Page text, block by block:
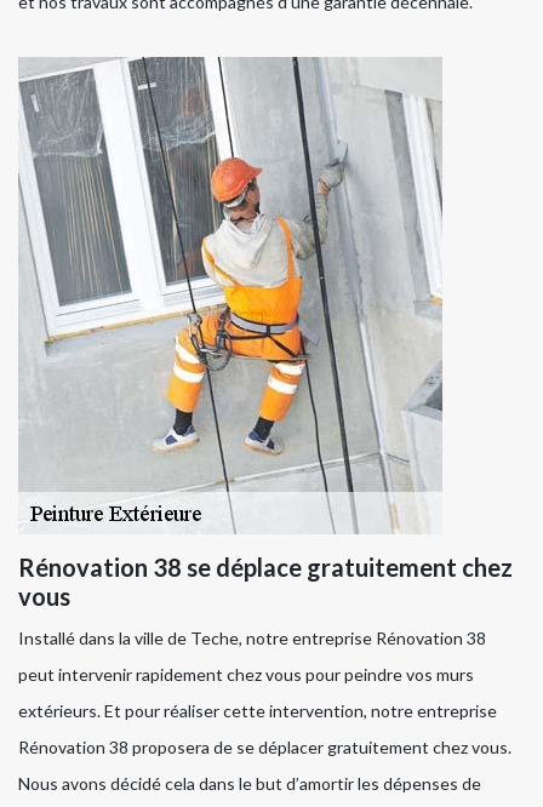
Rénovation 38 se déplace gratuitement chez
vous
Installé dans la ville de Teche, notre entreprise Rénovation 38
peut intervenir rapidement chez vous pour peindre vos murs
extérieurs. Et pour réaliser cette intervention, notre entreprise
Rénovation 38 proposera de se déplacer gratuitement chez vous.
Nous avons décidé cela dans le but d’amortir les dépenses de